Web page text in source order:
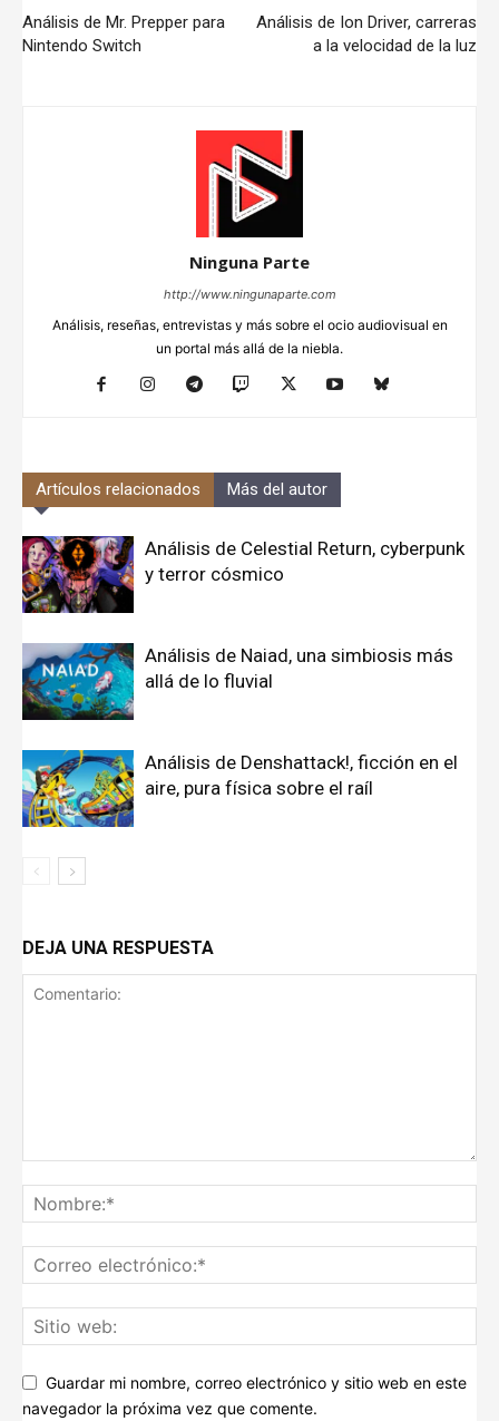
Análisis de Mr. Prepper para
Nintendo Switch
Análisis de Ion Driver, carreras
a la velocidad de la luz
Ninguna Parte
http://www.ningunaparte.com
Análisis, reseñas, entrevistas y más sobre el ocio audiovisual en
un portal más allá de la niebla.
Artículos relacionados Más del autor
Análisis de Celestial Return, cyberpunk
y terror cósmico
Análisis de Naiad, una simbiosis más
allá de lo fluvial
Análisis de Denshattack!, ficción en el
aire, pura física sobre el raíl
DEJA UNA RESPUESTA
Guardar mi nombre, correo electrónico y sitio web en este
navegador la próxima vez que comente.